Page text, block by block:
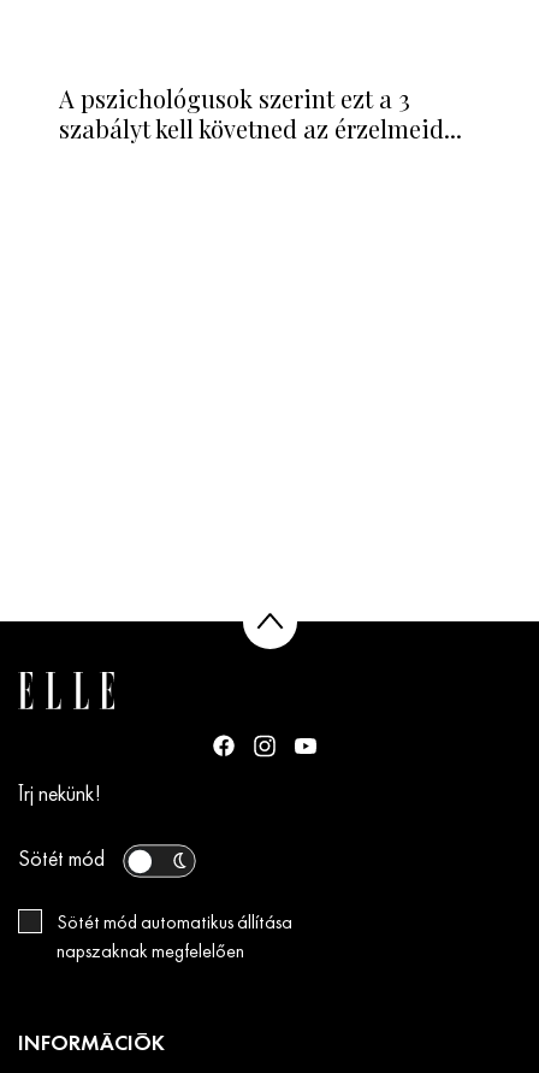
A pszichológusok szerint ezt a 3
szabályt kell követned az érzelmeid...
Írj nekünk!
Sötét mód
Sötét mód automatikus állítása
napszaknak megfelelően
INFORMÁCIÓK